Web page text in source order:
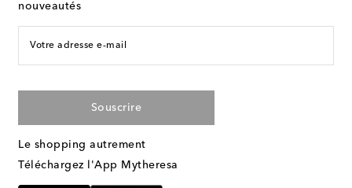
nouveautés
Votre adresse e-mail
Souscrire
Le shopping autrement
Téléchargez l'App Mytheresa